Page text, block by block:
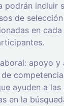
podrán incluir
de
en
apoyo y
ayuden a las
en la